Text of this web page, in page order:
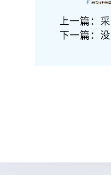
上一篇：
下一篇：没